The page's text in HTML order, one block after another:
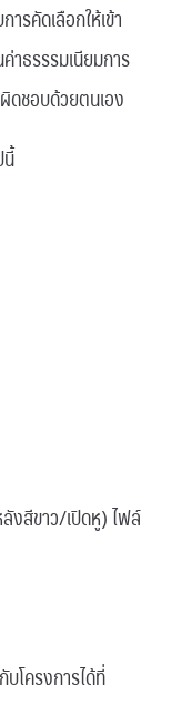
รคัดเลือกให้เข้า
าธรรรมเนียมการ
ดชอบด้วยตนเอง
สีขาว/เปิดหู) ไฟล์
โครงการได้ที่